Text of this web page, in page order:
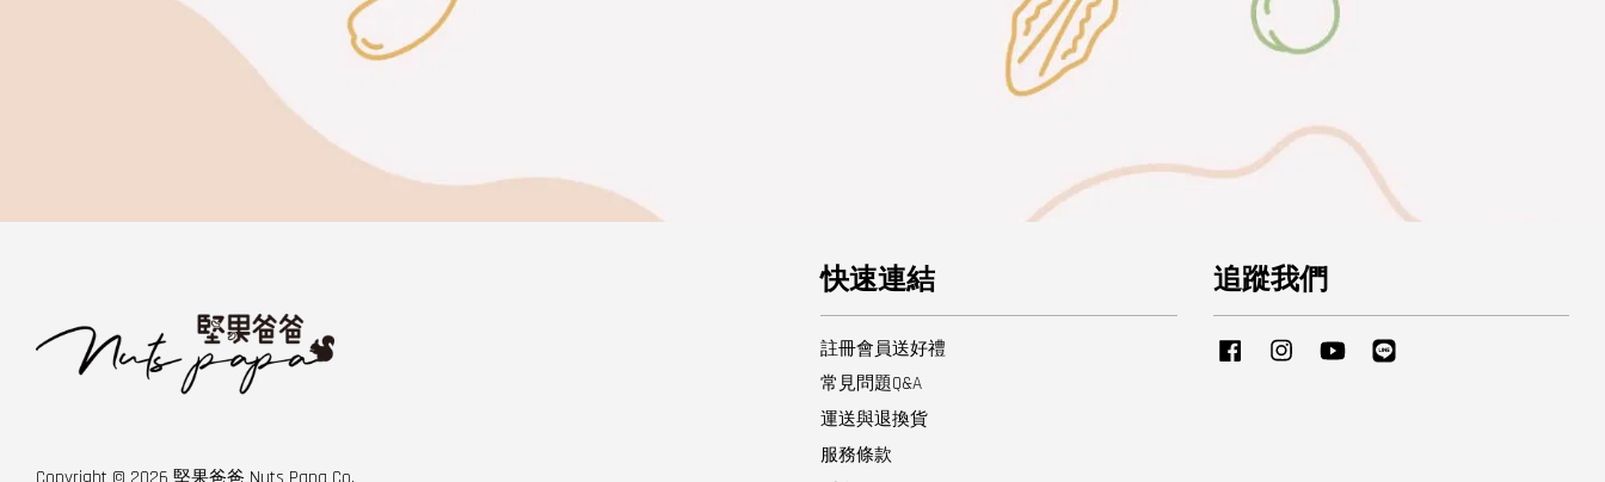
快速連結
註冊會員送好禮
常見問題Q&A
運送與退換貨
服務條款
追蹤我們
FacebookInstagramYouTube